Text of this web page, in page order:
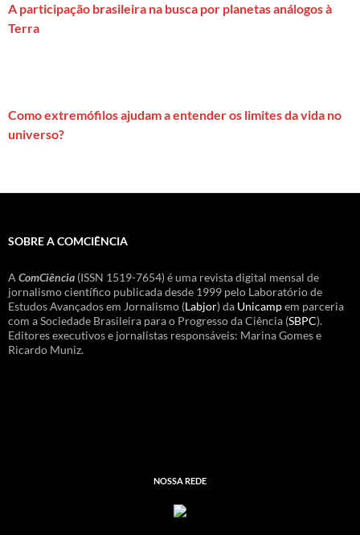
A participação brasileira na busca por planetas análogos à
Terra
Como extremófilos ajudam a entender os limites da vida no
universo?
SOBRE A COMCIÊNCIA
A ComCiência (ISSN 1519-7654) é uma revista digital mensal de
jornalismo científico publicada desde 1999 pelo Laboratório de
Estudos Avançados em Jornalismo (Labjor) da Unicampem parceria
com a Sociedade Brasileira para o Progresso da Ciência (SBPC).
Editores executivos e jornalistas responsáveis: Marina Gomes e
Ricardo Muniz.
NOSSA REDE